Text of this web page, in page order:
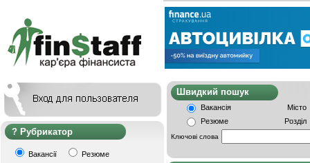
Рубрикатор
Вакансії Резюме
Швидкий
Вакансія
Місто
Резюме
Розділ
Ключові слова